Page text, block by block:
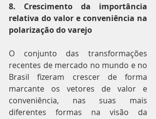
8. Crescimento da importância
relativa do valor e conveniência na
polarização do varejo
O conjunto das transformações
recentes de mercado no mundo e no
Brasil fizeram crescer de forma
marcante os vetores de valor e
conveniência, nas suas mais
diferentes formas na visão da